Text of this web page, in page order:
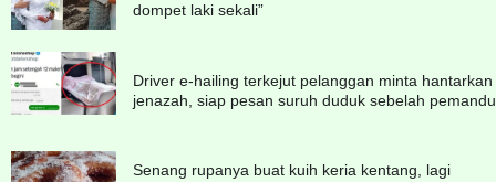
dompet laki sekali”
Driver e-hailing terkejut pelanggan minta hantarkan
jenazah, siap pesan suruh duduk sebelah pemandu
Senang rupanya buat kuih keria kentang, lagi